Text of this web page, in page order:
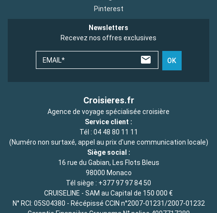
Pinterest
Newsletters
Recevez nos offres exclusives
EMAIL* OK
Croisieres.fr
Agence de voyage spécialisée croisière
Service client :
Tél : 04 48 80 11 11
(Numéro non surtaxé, appel au prix d'une communication locale)
Siège social :
16 rue du Gabian, Les Flots Bleus
98000 Monaco
Tél siège : +377 97 97 84 50
CRUISELINE - SAM au Capital de 150 000 €
N° RCI: 05S04380 - Récépissé CCIN n°2007-01231/2007-01232